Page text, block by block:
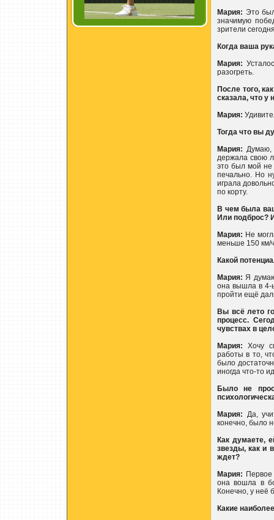
Мария: Это
значимую
зрители
Когда ваша
Мария:
разогреть.
После того,
сказала, что у
Мария:
Тогда что вы
Мария: Думаю,
держала свою
это был мой не
печально. Но
играла
по корту.
В чем была
Или подброс?
Мария: Не
меньше 150 км/
Какой
Мария: Я
она вышла в 4-
пройти ещё
Вы всё лето
процесс.
чувствах в
Мария: Хочу
работы в то,
было
иногда что-то
Было не
Мария: Да,
конечно, было
Как думаете,
звезды, как и
ждет?
Мария: Первое
она вошла в
Конечно, у неё
Какие